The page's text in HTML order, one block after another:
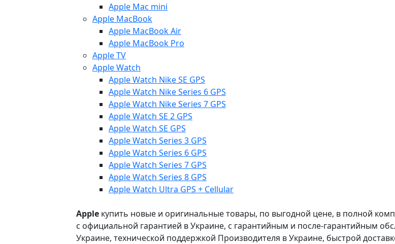
Apple Mac mini
Apple MacBook
Apple MacBook Air
Apple MacBook Pro
Apple TV
Apple Watch
Apple Watch Nike SE GPS
Apple Watch Nike Series 6 GPS
Apple Watch Nike Series 7 GPS
Apple Watch SE 2 GPS
Apple Watch SE GPS
Apple Watch Series 3 GPS
Apple Watch Series 6 GPS
Apple Watch Series 7 GPS
Apple Watch Series 8 GPS
Apple Watch Ultra GPS + Cellular
Apple купить новые и оригинальные товары, по выгодной цене, в полной
с официальной гарантией в Украине, с гарантийным и после-гарантийным
Украине, технической поддержкой Производителя в Украине, быстрой